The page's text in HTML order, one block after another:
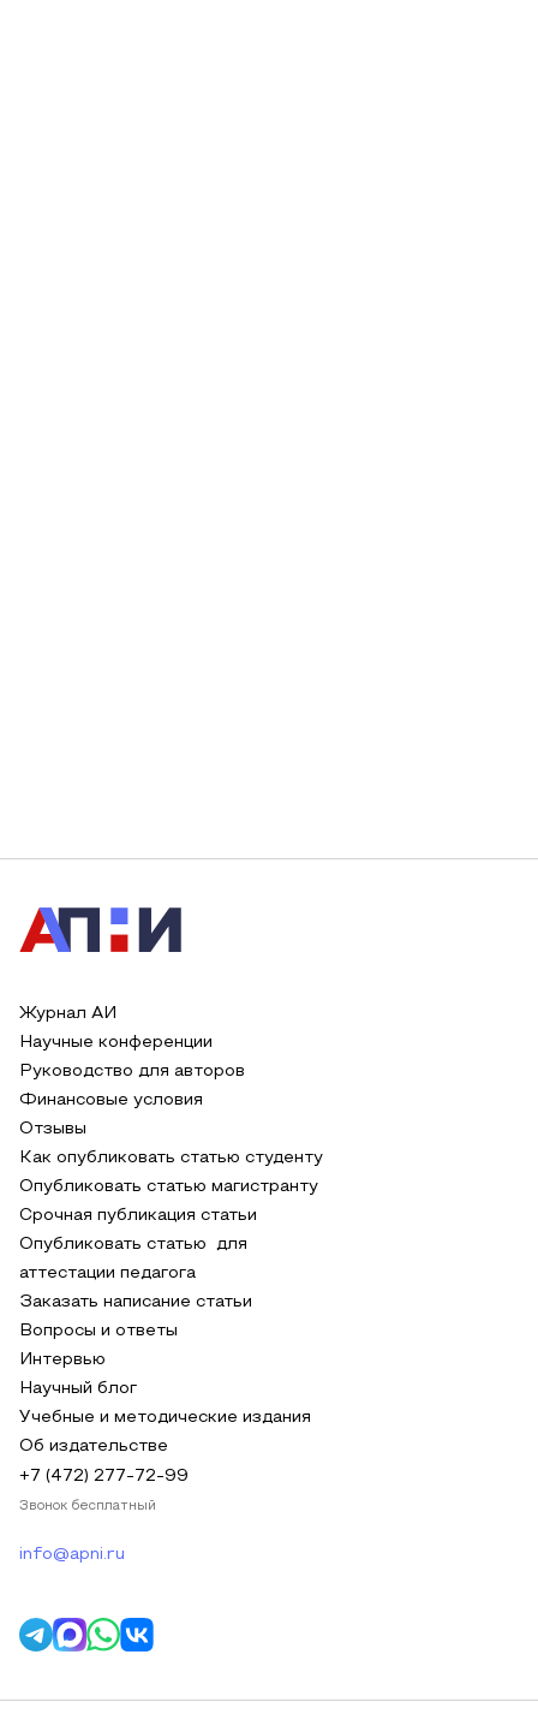
Журнал АИ
Научные конференции
Руководство для авторов
Финансовые условия
Отзывы
Как опубликовать статью студенту
Опубликовать статью магистранту
Срочная публикация статьи
Опубликовать статью для
аттестации педагога
Заказать написание статьи
Вопросы и ответы
Интервью
Научный блог
Учебные и методические издания
Об издательстве
+7 (472) 277-72-99
Звонок бесплатный
info@apni.ru